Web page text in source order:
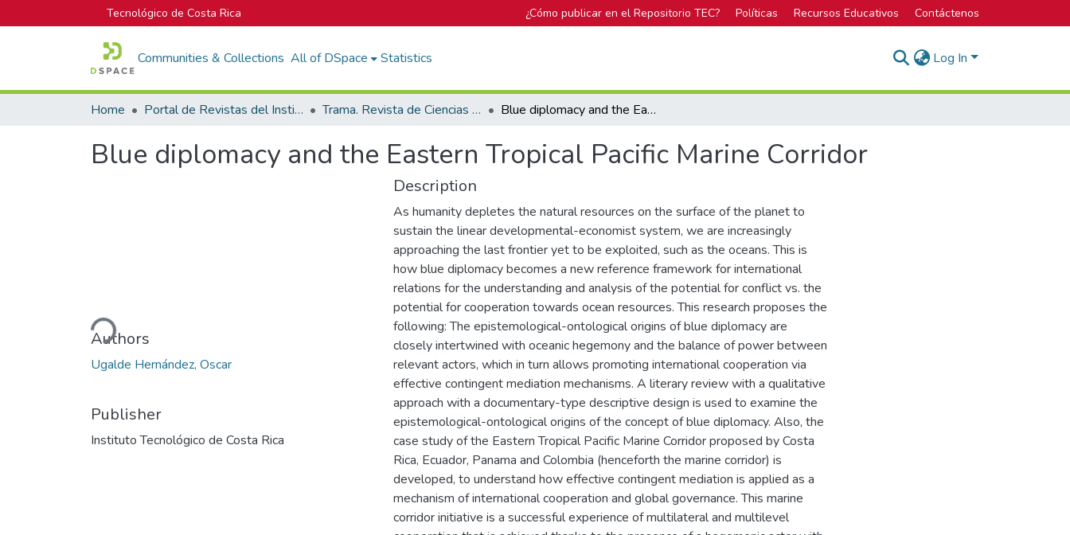
Tecnológico de Costa Rica ¿Cómo publicar en el Repositorio TEC? Políticas Recursos Educativos Contáctenos
Communities & Collections All of DSpace Statistics Log In
Home Portal de Revistas del Instituto Tecnológico de Costa Rica Trama. Revista de Ciencias Sociales y Humanidades Blue diplomacy and the Eastern Tropical Pacific Marine Corridor
Blue diplomacy and the Eastern Tropical Pacific Marine Corridor
Loading...
Authors
Ugalde Hernández, Oscar
Publisher
Instituto Tecnológico de Costa Rica
Description
As humanity depletes the natural resources on the surface of the planet to
sustain the linear developmental-economist system, we are increasingly
approaching the last frontier yet to be exploited, such as the oceans. This is
how blue diplomacy becomes a new reference framework for international
relations for the understanding and analysis of the potential for conflict vs. the
potential for cooperation towards ocean resources. This research proposes the
following: The epistemological-ontological origins of blue diplomacy are
closely intertwined with oceanic hegemony and the balance of power between
relevant actors, which in turn allows promoting international cooperation via
effective contingent mediation mechanisms. A literary review with a qualitative
approach with a documentary-type descriptive design is used to examine the
epistemological-ontological origins of the concept of blue diplomacy. Also, the
case study of the Eastern Tropical Pacific Marine Corridor proposed by Costa
Rica, Ecuador, Panama and Colombia (henceforth the marine corridor) is
developed, to understand how effective contingent mediation is applied as a
mechanism of international cooperation and global governance. This marine
corridor initiative is a successful experience of multilateral and multilevel